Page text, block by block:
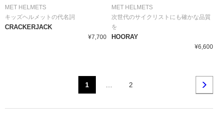
MET HELMETS
キッズヘルメットの代名詞
CRACKERJACK
¥7,700
MET HELMETS
次世代のサイクリストにも確かな品質
を
HOORAY
¥6,600
1 2